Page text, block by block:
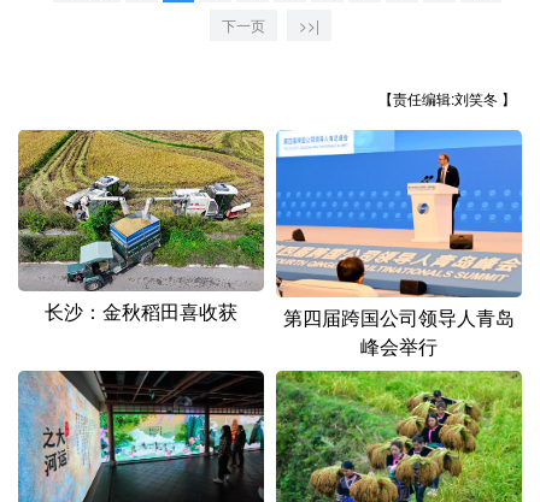
山西
辽宁 吉林 上海 江苏
浙江 安徽 福建 江西
山东 河南 湖北 湖南
广东 广西 海南 重庆
陕西 甘肃 青海 宁夏
新疆 内蒙古 黑龙江
下一页
>>|
【责任编辑:刘笑冬 】
长沙：金秋稻田喜收获
第四届跨国公司领导人青岛
峰会举行